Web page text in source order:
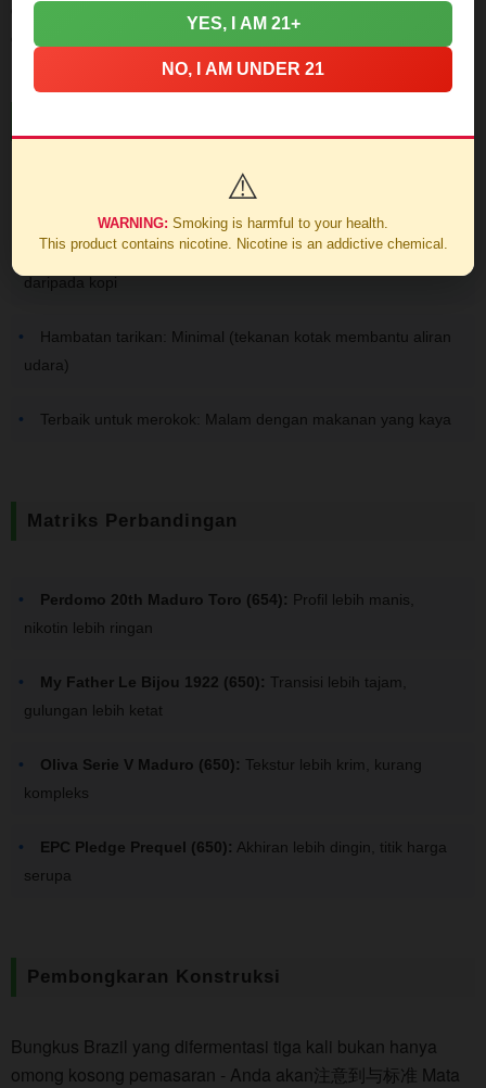
YES, I AM 21+
NO, I AM UNDER 21
⚠️
WARNING: Smoking is harmful to your health.
This product contains nicotine. Nicotine is an addictive chemical.
dalam inci terakhir, meskipun redup dibandingkan dengan
garis San Lotano-nya.
Rata-rata waktu merokok: 75 menit (kering dalam kotak)
Pasangan: Coca-Cola lebih baik memotong kekuatan
daripada kopi
Hambatan tarikan: Minimal (tekanan kotak membantu aliran
udara)
Terbaik untuk merokok: Malam dengan makanan yang kaya
Matriks Perbandingan
Perdomo 20th Maduro Toro (654): Profil lebih manis,
nikotin lebih ringan
My Father Le Bijou 1922 (650): Transisi lebih tajam,
gulungan lebih ketat
Oliva Serie V Maduro (650): Tekstur lebih krim, kurang
kompleks
EPC Pledge Prequel (650): Akhiran lebih dingin, titik harga
serupa
Pembongkaran Konstruksi
Bungkus Brazil yang difermentasi tiga kali bukan hanya
omong kosong pemasaran - Anda akan注意到与标准 Mata